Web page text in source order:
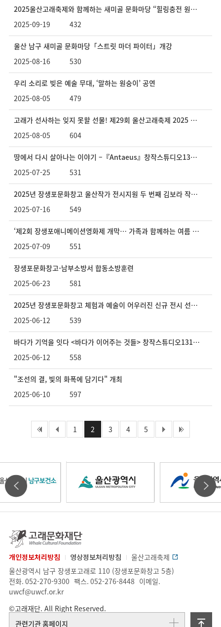
2025울산고래축제와 함께하는 새미골 문화마당 “힐링충전 원데이클래스” 운영
2025-09-19
432
울산 남구 새미골 문화마당「스트릿 마더 파이터」개강
2025-08-16
530
우리 소리로 빚은 예술 무대, ‘말하는 원숭이’ 공연
2025-08-05
479
고래가 선사하는 잊지 못할 선물! 제29회 울산고래축제 2025 개막
2025-08-05
604
땅에서 다시 살아나는 이야기 –『Antaeus』창작스튜디오131 기획전
2025-07-25
531
2025년 장생포문화창고 울산작가 전시지원 두 번째 김보라 작가<Wiggle> 개최
2025-07-16
549
‘제2회 장생포애니메이션영화제 개막… 가족과 함께하는 여름 문화 축제’
2025-07-09
551
장생포문화창고-남부소방서 합동소방훈련
2025-06-23
581
2025년 장생포문화창고 체험과 예술이 어우러진 신규 전시 선보여
2025-06-12
539
바다가 기억을 잇다 <바다가 이어주는 것들> 창작스튜디오131에서 6월 17일부터 한달 간 개최
2025-06-12
558
"조선의 결, 빛의 화폭에 담기다" 개최
2025-06-10
597
처음페이지이전페이지
1 2 3 4 5
울
광
울
광
울
기
관
배
너
슬
고
래
문
재
단
개인정보처리방침 영상정보처리방침
울산고래축제
업
체
정
주
소.
울산광역시 남구 장생포고래로 110 (장생포문화창고 5층)
전화. 052-270-9300 팩스. 052-276-8448 이메일.
uwcf@uwcf.or.kr
©고래재단. All Right Reserved.
관련기관 홈페이지
위